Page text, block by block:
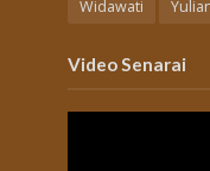
Widawati
Video Senarai